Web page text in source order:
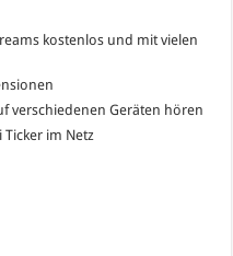
kostenlos und mit vielen
verschiedenen Geräten hören
Ticker im Netz